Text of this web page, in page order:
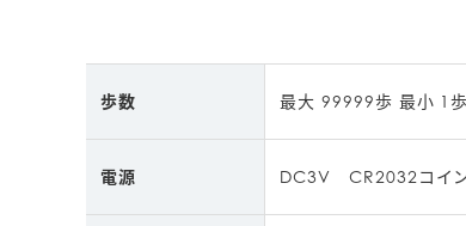
歩数 最大 99999歩 最小 1歩
電源 DC3V　CR2032コイ